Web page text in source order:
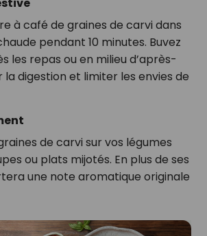
à café de graines de carvi dans
pendant 10 minutes. Buvez
les repas ou en milieu d’après-
digestion et limiter les envies de
de carvi sur vos légumes
ou plats mijotés. En plus de ses
une note aromatique originale